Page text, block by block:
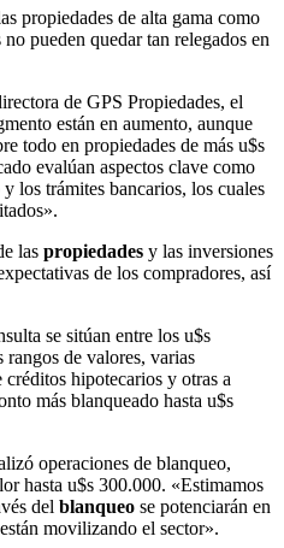
propiedades de alta gama como
no pueden quedar tan relegados en
de GPS Propiedades, el
están en aumento, aunque
todo en propiedades de más u$s
evalúan aspectos clave como
los trámites bancarios, los cuales
las propiedades y las inversiones
de los compradores, así
se sitúan entre los u$s
de valores, varias
hipotecarios y otras a
más blanqueado hasta u$s
operaciones de blanqueo,
hasta u$s 300.000. «Estimamos
del blanqueo se potenciarán en
movilizando el sector».